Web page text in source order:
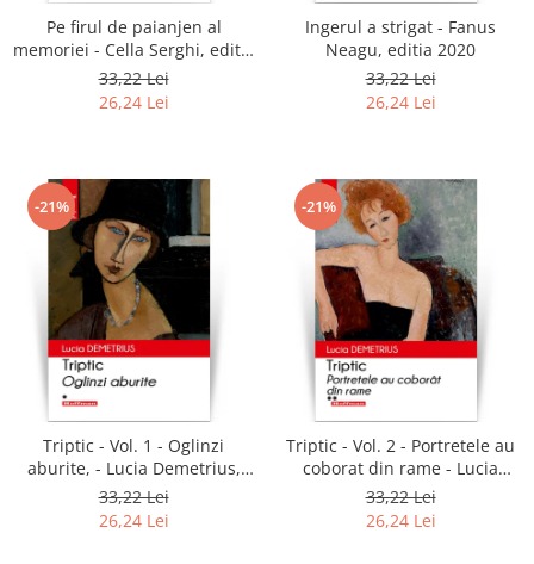
Pe firul de paianjen al
memoriei - Cella Serghi, editia
2020
33,22 Lei
26,24 Lei
Ingerul a strigat - Fanus
Neagu, editia 2020
33,22 Lei
26,24 Lei
-21%
Triptic - Vol. 1 - Oglinzi
aburite, - Lucia Demetrius,
editia 2020
33,22 Lei
26,24 Lei
-21%
Triptic - Vol. 2 - Portretele au
coborat din rame - Lucia
Demetrius, editia 2020
33,22 Lei
26,24 Lei